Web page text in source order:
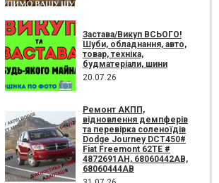
Застава/Викуп ВСЬОГО!
Шуби, обладнання, авто,
товар, техніка,
будматеріали, шини
20.07.26
Ремонт АКПП,
відновлення демпферів
та перевірка соленоїдів
Dodge Journey DCT450#
Fiat Freemont 62TE #
4872691AH, 68060442AB,
68060444AB